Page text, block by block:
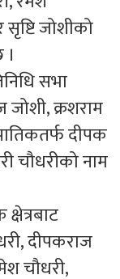
सृष्टि जोशीको
सभा
जोशी, क्रशराम
दीपक
चौधरीको नाम
दीपकराज
चौधरी,